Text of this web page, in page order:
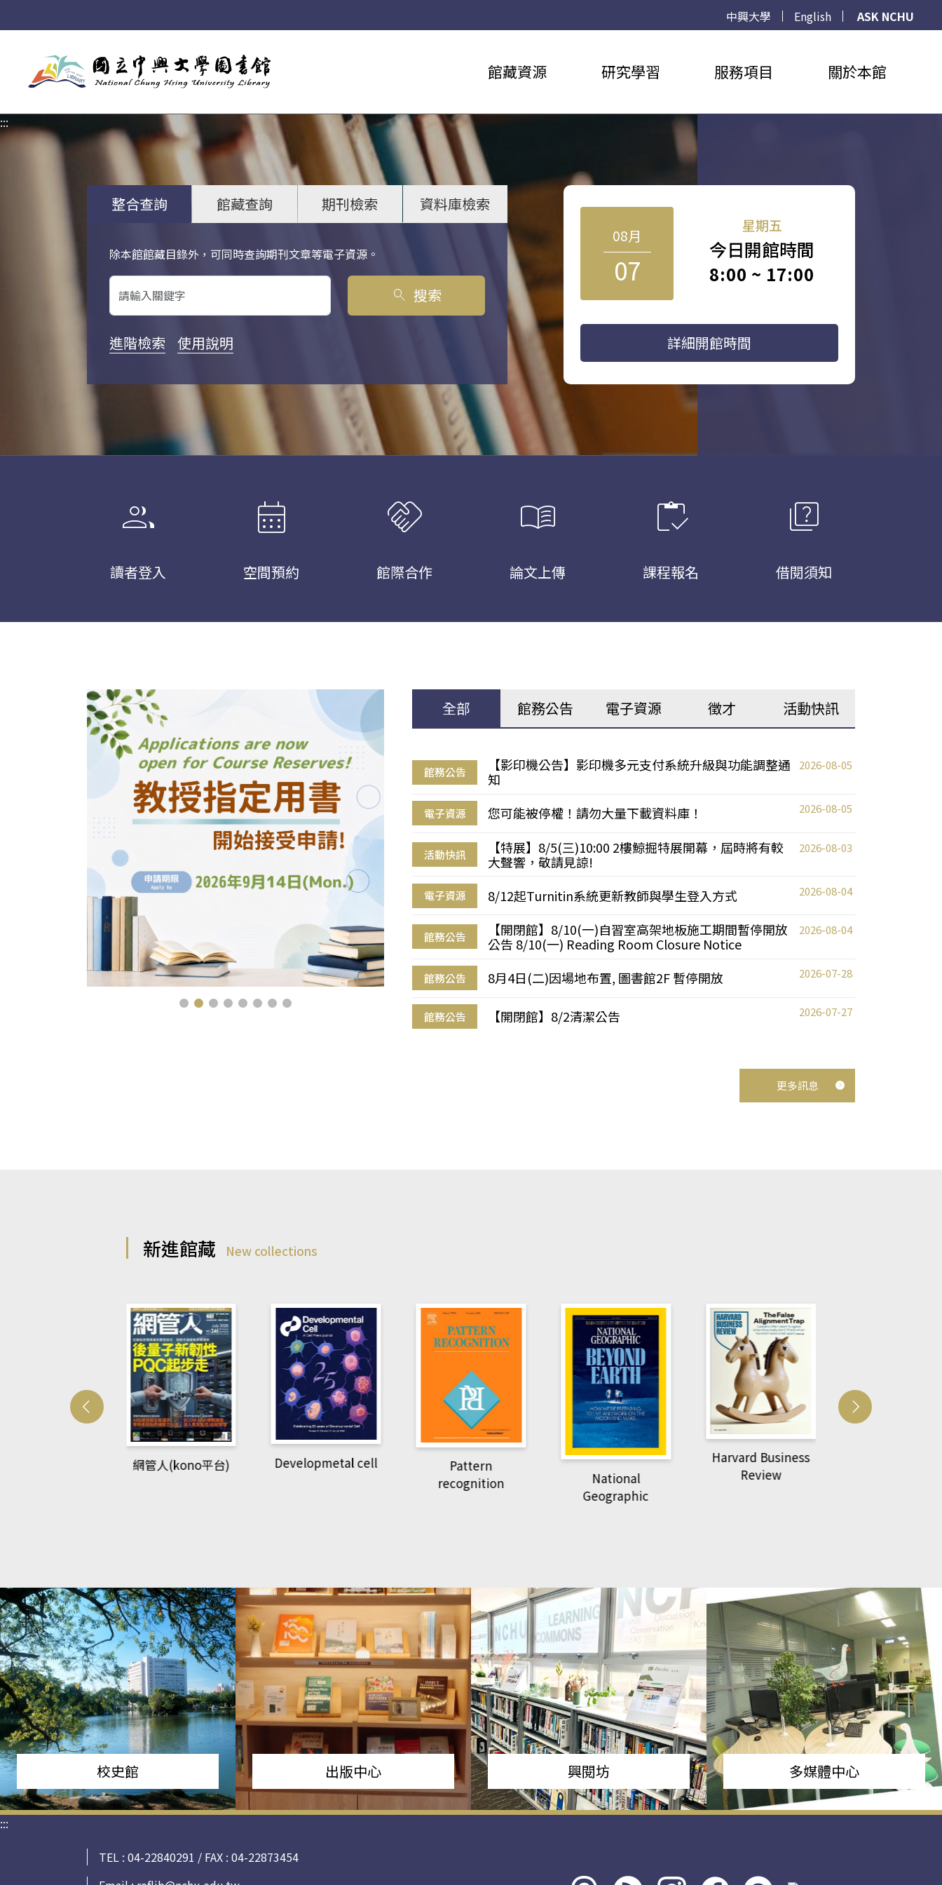
中興大學 English
ASK NCHU
館藏資源 研究學習 服務項目 關於本館
:::
整合查詢 館藏查詢 期刊檢索 資料庫檢索
除本館館藏目錄外，可同時查詢期刊文章等電子資源。
關鍵字搜尋
search 搜索
進階檢索 使用說明
08月
07
星期五
今日開館時間
8:00 ~ 17:00
詳細開館時間
group
讀者登入
calendar_month
空間預約
handshake
館際合作
menu_book
論文上傳
inventory
課程報名
quiz
借閱須知
全部 館務公告 電子資源 徵才 活動快訊
館務公告
【影印機公告】影印機多元支付系統升級與功能調整通
知
2026-08-05
電子資源 您可能被停權！請勿大量下載資料庫！ 2026-08-05
活動快訊
【特展】8/5(三)10:00 2樓鯨掘特展開幕，屆時將有較
大聲響，敬請見諒!
2026-08-03
電子資源 8/12起Turnitin系統更新教師與學生登入方式 2026-08-04
館務公告
【開閉館】8/10(一)自習室高架地板施工期間暫停開放
公告 8/10(一) Reading Room Closure Notice
2026-08-04
館務公告 8月4日(二)因場地布置, 圖書館2F 暫停開放 2026-07-28
館務公告 【開閉館】8/2清潔公告 2026-07-27
更多訊息
新進館藏 New collections
網管人(kono平台) Developmetal cell
Pattern
recognition
National
Geographic
Harvard Business
Review
校史館 出版中心 興閱坊 多媒體中心
:::
TEL : 04-22840291 / FAX : 04-22873454